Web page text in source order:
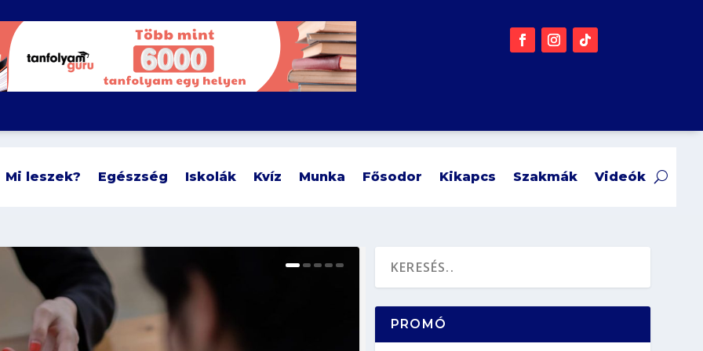
Mi leszek? Egészség Iskolák Kvíz Munka Fősodor Kikapcs Szakmák Videók
PROMÓ